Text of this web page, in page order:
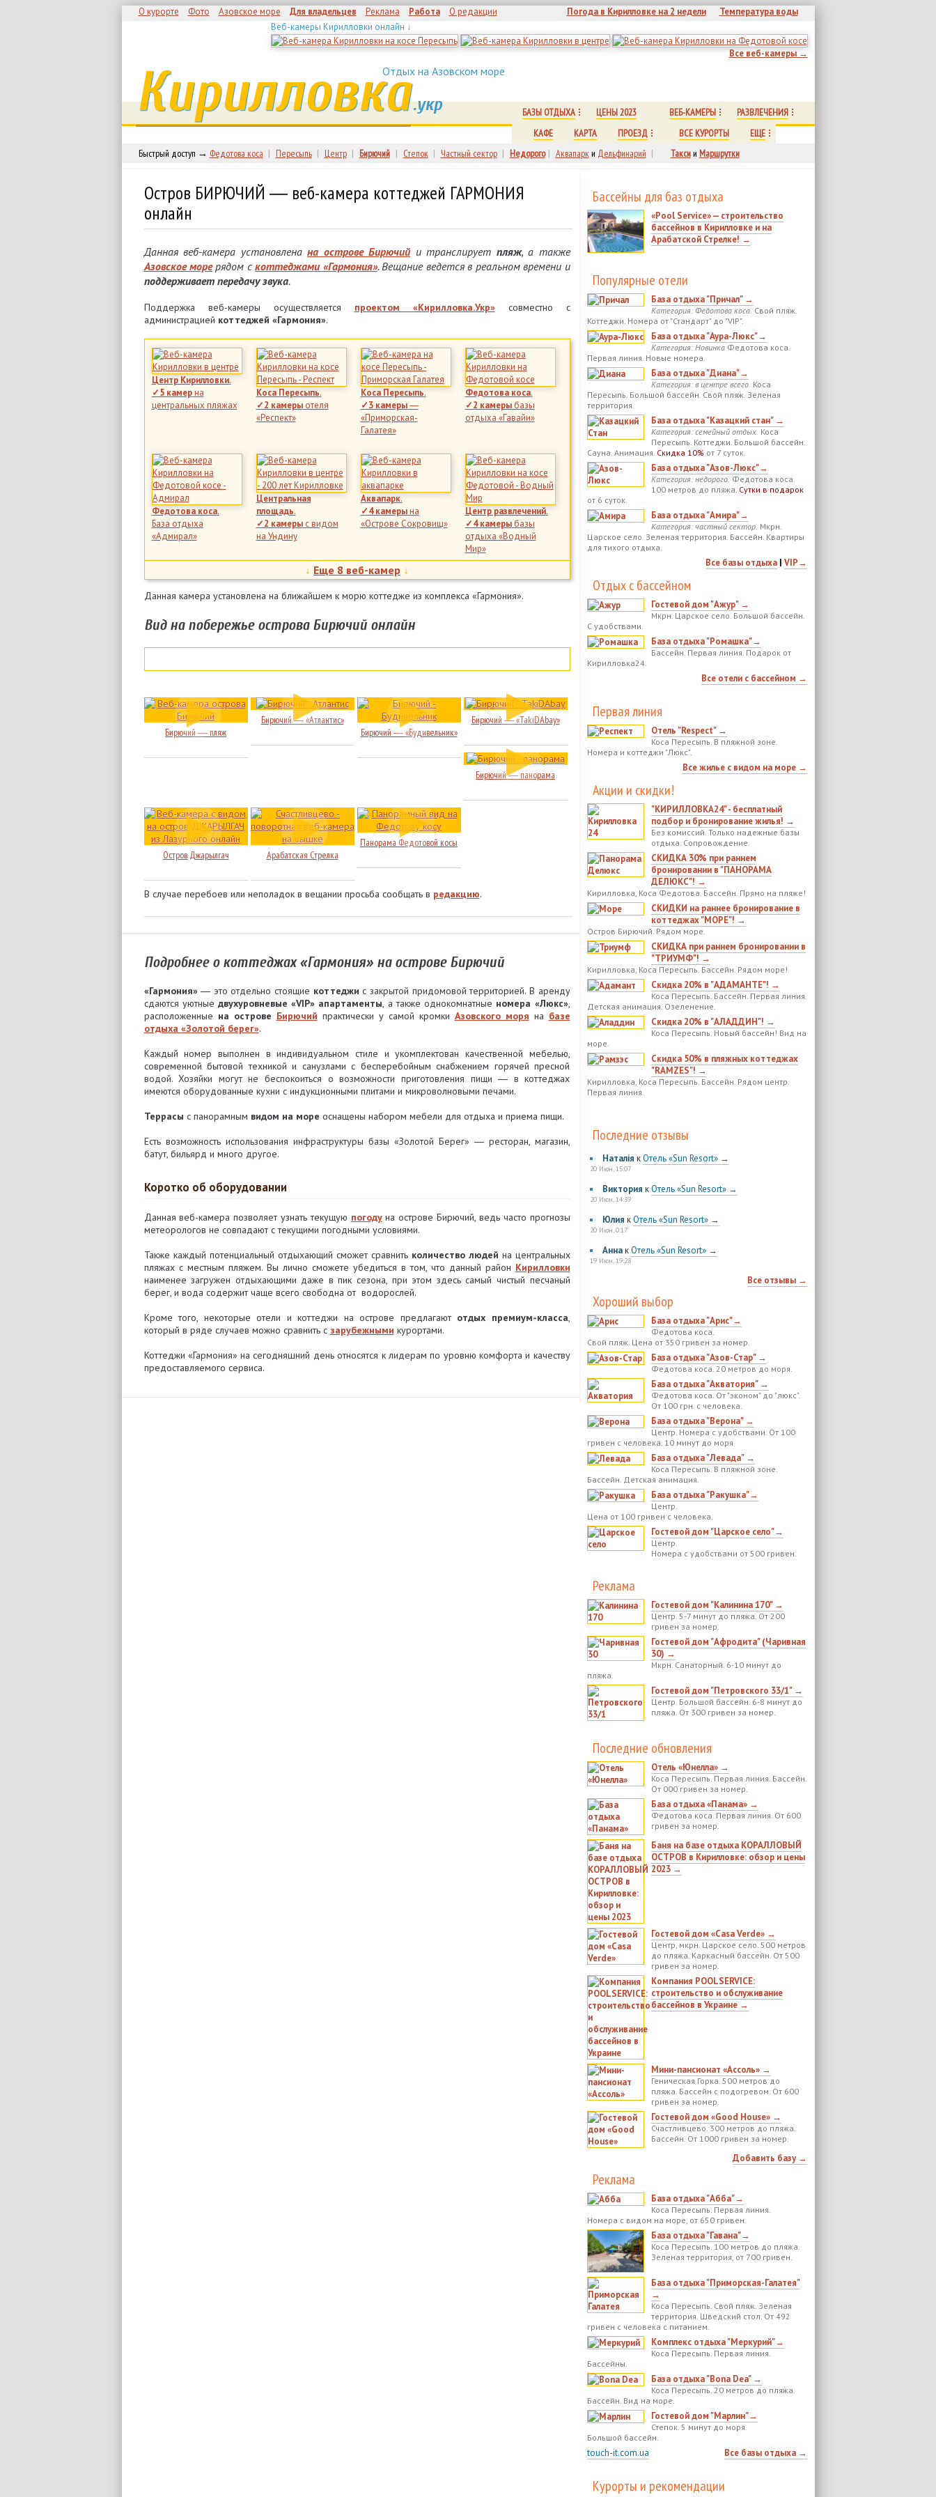
О курорте Фото Азовское море Для владельцев Реклама Работа О редакции Погода в Кирилловке на 2 недели
Температура воды
Веб-камеры Кирилловки онлайн ↓
Все веб-камеры →
Отдых на Азовском море
Кирилловка.укр БАЗЫ ОТДЫХА ЦЕНЫ 2023 ВЕБ-КАМЕРЫ
РАЗВЛЕЧЕНИЯ
КАФЕ
КАРТА ПРОЕЗД ВСЕ КУРОРТЫ
ЕЩЕ
Быстрый доступ → Федотова коса | Пересыпь | Центр | Бирючий | Степок | Частный сектор | Недорого | Аквапарки Дельфинарий | Таксии Маршрутки
Остров БИРЮЧИЙ ― веб-камера коттеджей ГАРМОНИЯ
онлайн
Данная веб-камера установлена на острове Бирючий и транслирует пляж, а также
Азовское морерядом скоттеджами «Гармония». Вещание ведется в реальном времени и
поддерживает передачу звука.
Поддержка веб-камеры осуществляется проектом «Кирилловка.Укр»совместно с
администрацией коттеджей «Гармония».
Центр Кирилловки.
✓5 камерна
центральных пляжах
Коса Пересыпь.
✓2 камерыотеля
«Респект»
Коса Пересыпь.
✓3 камеры―
«Приморская-
Галатея»
Федотова коса.
✓2 камерыбазы
отдыха «Гавайи»
Федотова коса.
База отдыха
«Адмирал»
Центральная
площадь.
✓2 камерыс видом
на Ундину
Аквапарк.
✓4 камерына
«Острове Сокровищ»
Центр развлечений.
✓4 камерыбазы
отдыха «Водный
Мир»
↓ Еще 8 веб-камер ↓
Коса Пересыпь.
«Пересыпь»
Степок.
«Коралловый
Федотова коса.
«Променад»
База отдыха «Азов-
Коса Пересыпь.
Лиман и набережная.
Коса Пересыпь.
Федотова коса.
Панорамный вид с
отеля «SanRemo» →
Данная камера установлена на ближайшем к морю коттедже из комплекса «Гармония».
Вид на побережье острова Бирючий онлайн
Бирючий ― пляж
Бирючий ― «Атлантис»
Бирючий ― «Будивельник»
Бирючий ― «TakiDAbay»
Бирючий ― панорама
Остров Джарылгач Арабатская Стрелка
Панорама Федотовой косы
В случае перебоев или неполадок в вещании просьба сообщать в редакцию.
Подробнее о коттеджах «Гармония» на острове Бирючий
«Гармония»― это отдельно стоящие коттеджи с закрытой придомовой территорией. В аренду
сдаются уютные двухуровневые «VIP» апартаменты, а также однокомнатные номера «Люкс»,
расположенные на острове Бирючий практически у самой кромки Азовского моря на базе
отдыха «Золотой берег».
Каждый номер выполнен в индивидуальном стиле и укомплектован качественной мебелью,
современной бытовой техникой и санузлами с бесперебойным снабжением горячей пресной
водой. Хозяйки могут не беспокоиться о возможности приготовления пищи ― в коттеджах
имеются оборудованные кухни с индукционными плитами и микроволновыми печами.
Террасы с панорамным видом на море оснащены набором мебели для отдыха и приема пищи.
Есть возможность использования инфраструктуры базы «Золотой Берег» ― ресторан, магазин,
батут, бильярд и много другое.
Коротко об оборудовании
Данная веб-камера позволяет узнать текущую погодуна острове Бирючий, ведь часто прогнозы
метеорологов не совпадают с текущими погодными условиями.
Также каждый потенциальный отдыхающий сможет сравнить количество людей на центральных
пляжах с местным пляжем. Вы лично сможете убедиться в том, что данный район Кирилловки
наименее загружен отдыхающими даже в пик сезона, при этом здесь самый чистый песчаный
берег, и вода содержит чаще всего свободна от водорослей.
Кроме того, некоторые отели и коттеджи на острове предлагают отдых премиум-класса,
который в ряде случаев можно сравнить с зарубежными курортами.
Коттеджи «Гармония» на сегодняшний день относятся к лидерам по уровню комфорта и качеству
предоставляемого сервиса.
Бассейны для баз отдыха
«Pool Service» — строительство
бассейнов в Кирилловке и на
Арабатской Стрелке! →
Популярные отели
База отдыха "Причал" →
Категория: Федотова коса. Свой пляж.
Коттеджи. Номера от "Стандарт" до "VIP".
База отдыха "Аура-Люкс"→
Категория: НовинкаФедотова коса.
Первая линия. Новые номера.
База отдыха "Диана"→
Категория: в центре всего. Коса
Пересыпь. Большой бассейн. Свой пляж. Зеленая
территория.
База отдыха "Казацкий стан" →
Категория: семейный отдых. Коса
Пересыпь. Коттеджи. Большой бассейн.
Сауна. Анимация. Скидка 10% от 7 суток.
База отдыха "Азов-Люкс"→
Категория: недорого. Федотова коса.
100 метров до пляжа. Сутки в подарок
от 6 суток.
База отдыха "Амира"→
Категория: частный сектор. Мкрн.
Царское село. Зеленая территория. Бассейн. Квартиры
для тихого отдыха.
Все базы отдыха| VIP→
Отдых с бассейном
Гостевой дом "Ажур" →
Мкрн. Царское село. Большой бассейн.
С удобствами.
База отдыха "Ромашка"→
Бассейн. Первая линия. Подарок от
Кирилловка24.
Все отели с бассейном →
Первая линия
Отель "Respect" →
Коса Пересыпь. В пляжной зоне.
Номера и коттеджи "Люкс".
Все жилье с видом на море →
Акции и скидки!
"КИРИЛЛОВКА24" - бесплатный
подбор и бронирование жилья! →
Без комиссий. Только надежные базы
отдыха. Сопровождение.
СКИДКА 30% при раннем
бронировании в "ПАНОРАМА
ДЕЛЮКС"! →
Кирилловка, Коса Федотова. Бассейн. Прямо на пляже!
СКИДКИ на раннее бронирование в
коттеджах "МОРЕ"! →
Остров Бирючий. Рядом море.
СКИДКА при раннем бронировании в
"ТРИУМФ"! →
Кирилловка, Коса Пересыпь. Бассейн. Рядом море!
Скидка 20% в "АДАМАНТЕ"! →
Коса Пересыпь. Бассейн. Первая линия.
Детская анимация. Озеленение.
Скидка 20% в "АЛАДДИН"! →
Коса Пересыпь. Новый бассейн! Вид на
море.
Скидка 50% в пляжных коттеджах
"RAMZES"! →
Кирилловка, Коса Пересыпь. Бассейн. Рядом центр.
Первая линия.
Последние отзывы
Наталія кОтель «Sun Resort» →
20 Июн, 15:07
Виктория кОтель «Sun Resort» →
20 Июн, 14:39
Юлия кОтель «Sun Resort» →
20 Июн, 0:17
АннакОтель «Sun Resort» →
19 Июн, 19:28
Все отзывы →
Хороший выбор
База отдыха "Арис"→
Федотова коса.
Свой пляж. Цена от 350 гривен за номер.
База отдыха "Азов-Стар" →
Федотова коса. 20 метров до моря.
База отдыха "Акватория" →
Федотова коса. От "эконом" до "люкс".
От 100 грн. с человека.
База отдыха "Верона" →
Центр. Номера с удобствами. От 100
гривен с человека. 10 минут до моря
База отдыха "Левада" →
Коса Пересыпь. В пляжной зоне.
Бассейн. Детская анимация.
База отдыха "Ракушка"→
Центр.
Цена от 100 гривен с человека.
Гостевой дом "Царское село"→
Центр.
Номера с удобствами от 500 гривен.
Реклама
Гостевой дом "Калинина 170" →
Центр. 5-7 минут до пляжа. От 200
гривен за номер.
Гостевой дом "Афродита" (Чаривная
30) →
Мкрн. Санаторный. 6-10 минут до
пляжа.
Гостевой дом "Петровского 33/1" →
Центр. Большой бассейн. 6-8 минут до
пляжа. От 300 гривен за номер.
Последние обновления
Отель «Юнелла» →
Коса Пересыпь. Первая линия. Бассейн.
От 000 гривен за номер.
База отдыха «Панама» →
Федотова коса. Первая линия. От 600
гривен за номер.
Баня на базе отдыха КОРАЛЛОВЫЙ
ОСТРОВ в Кирилловке: обзор и цены
2023 →
Гостевой дом «Casa Verde» →
Центр, мкрн. Царское село. 500 метров
до пляжа. Каркасный бассейн. От 500
гривен за номер.
Компания POOLSERVICE:
строительство и обслуживание
бассейнов в Украине →
Мини-пансионат «Ассоль» →
Геническая Горка. 500 метров до
пляжа. Бассейн с подогревом. От 600
гривен за номер.
Гостевой дом «Good House» →
Счастливцево. 300 метров до пляжа.
Бассейн. От 1000 гривен за номер.
Добавить базу →
Реклама
База отдыха "Абба"→
Коса Пересыпь. Первая линия.
Номера с видом на море, от 650 гривен.
База отдыха "Гавана"→
Коса Пересыпь. 100 метров до пляжа.
Зеленая территория, от 700 гривен.
База отдыха "Приморская-Галатея"
→
Коса Пересыпь. Свой пляж. Зеленая
территория. Шведский стол. От 492
гривен с человека с питанием.
Комплекс отдыха "Меркурий"→
Коса Пересыпь. Первая линия.
Бассейны.
База отдыха "Bona Dea" →
Коса Пересыпь. 20 метров до пляжа.
Бассейн. Вид на море.
Гостевой дом "Марлин"→
Степок. 5 минут до моря.
Большой бассейн.
Все базы отдыха →
touch-it.com.ua
Курорты и рекомендации